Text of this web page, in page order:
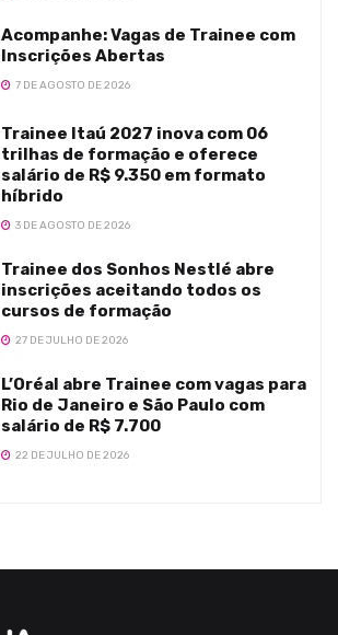
Acompanhe: Vagas de Trainee com
Inscrições Abertas
7 DE AGOSTO DE 2026
Trainee Itaú 2027 inova com 06
trilhas de formação e oferece
salário de R$ 9.350 em formato
híbrido
3 DE AGOSTO DE 2026
Trainee dos Sonhos Nestlé abre
inscrições aceitando todos os
cursos de formação
27 DE JULHO DE 2026
L’Oréal abre Trainee com vagas para
Rio de Janeiro e São Paulo com
salário de R$ 7.700
22 DE JULHO DE 2026